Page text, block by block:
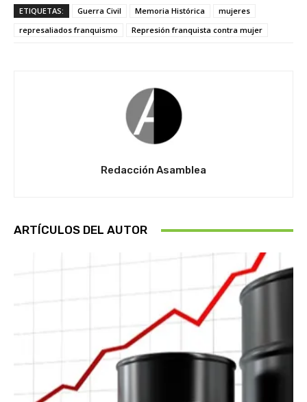
ETIQUETAS: Guerra Civil Memoria Histórica
mujeres
represaliados franquismo
Represión franquista contra mujer
Redacción Asamblea
ARTÍCULOS DEL AUTOR